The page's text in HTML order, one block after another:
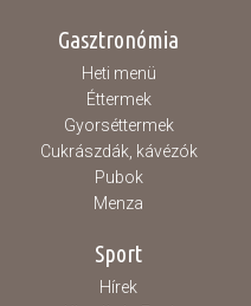
Gasztronómia
Heti menü
Éttermek
Gyorséttermek
Cukrászdák, kávézók
Pubok
Menza
Sport
Hírek